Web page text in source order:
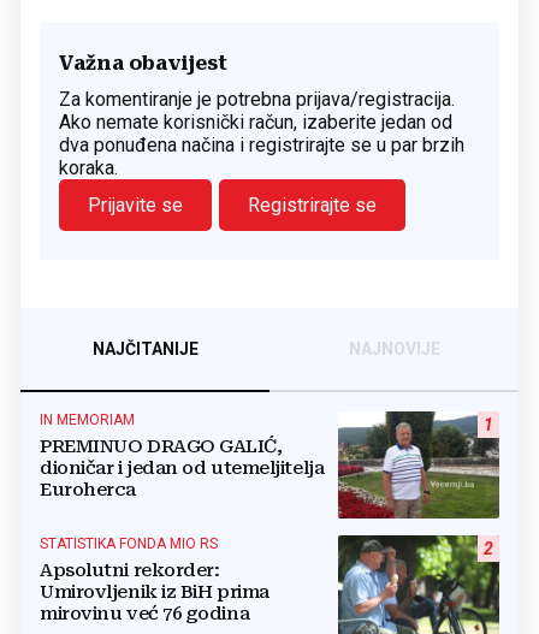
Važna obavijest
Za komentiranje je potrebna prijava/registracija.
Ako nemate korisnički račun, izaberite jedan od
dva ponuđena načina i registrirajte se u par brzih
koraka.
Prijavite se
Registrirajte se
NAJČITANIJE NAJNOVIJE
1
IN MEMORIAM
PREMINUO DRAGO GALIĆ,
dioničar i jedan od utemeljitelja
Euroherca
2
STATISTIKA FONDA MIO RS
Apsolutni rekorder:
Umirovljenik iz BiH prima
mirovinu već 76 godina